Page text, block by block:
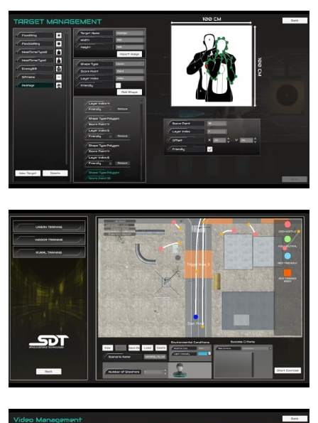
Kurumsal Yönetim
Hisse Künye Bilgileri
İletişim Bilgileri
Yatırımcı Sunumu